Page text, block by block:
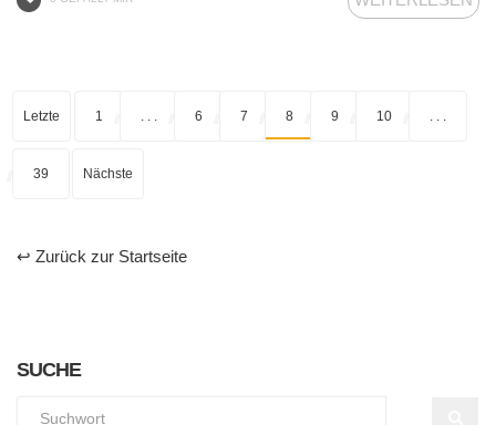
Letzte 1 . . . 6 7 8 9 10 . . .
39 Nächste
↩ Zurück zur Startseite
SUCHE